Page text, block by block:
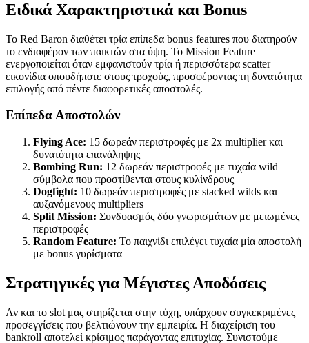
Ειδικά Χαρακτηριστικά και Bonus
Το Red Baron διαθέτει τρία επίπεδα bonus features που διατηρούν
το ενδιαφέρον των παικτών στα ύψη. Το Mission Feature
ενεργοποιείται όταν εμφανιστούν τρία ή περισσότερα scatter
εικονίδια οπουδήποτε στους τροχούς, προσφέροντας τη δυνατότητα
επιλογής από πέντε διαφορετικές αποστολές.
Επίπεδα Αποστολών
Flying Ace: 15 δωρεάν περιστροφές με 2x multiplier και
δυνατότητα επανάληψης
Bombing Run: 12 δωρεάν περιστροφές με τυχαία wild
σύμβολα που προστίθενται στους κυλίνδρους
Dogfight: 10 δωρεάν περιστροφές με stacked wilds και
αυξανόμενους multipliers
Split Mission: Συνδυασμός δύο γνωρισμάτων με μειωμένες
περιστροφές
Random Feature: Το παιχνίδι επιλέγει τυχαία μία αποστολή
με bonus γυρίσματα
Στρατηγικές για Μέγιστες Αποδόσεις
Αν και το slot μας στηρίζεται στην τύχη, υπάρχουν συγκεκριμένες
προσεγγίσεις που βελτιώνουν την εμπειρία. Η διαχείριση του
bankroll αποτελεί κρίσιμος παράγοντας επιτυχίας. Συνιστούμε